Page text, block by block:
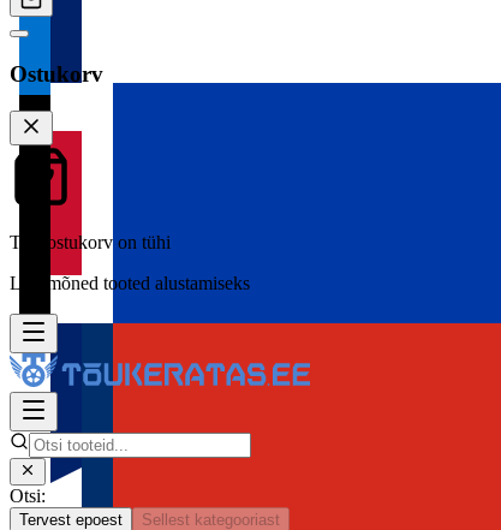
Ostukorv
Teie ostukorv on tühi
Lisa mõned tooted alustamiseks
Otsi:
Tervest epoest Sellest kategooriast